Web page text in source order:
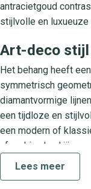
antracietgoud
stijlvolle en luxueuze
Art-deco stijl
Het behang heeft
symmetrisch
diamantvormige
een tijdloze en
een modern of
afwerking haal jij
in huis. Gebruik het
de woonkamer, als
Lees meer